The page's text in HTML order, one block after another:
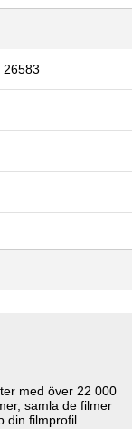
26583
med över 22 000
samla de filmer
din filmprofil.